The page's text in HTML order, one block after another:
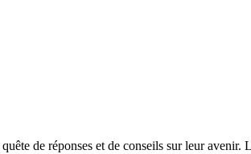
de réponses et de conseils sur leur avenir.